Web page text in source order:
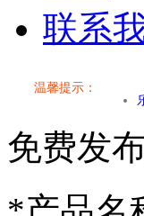
联系
温馨提示：
免费发